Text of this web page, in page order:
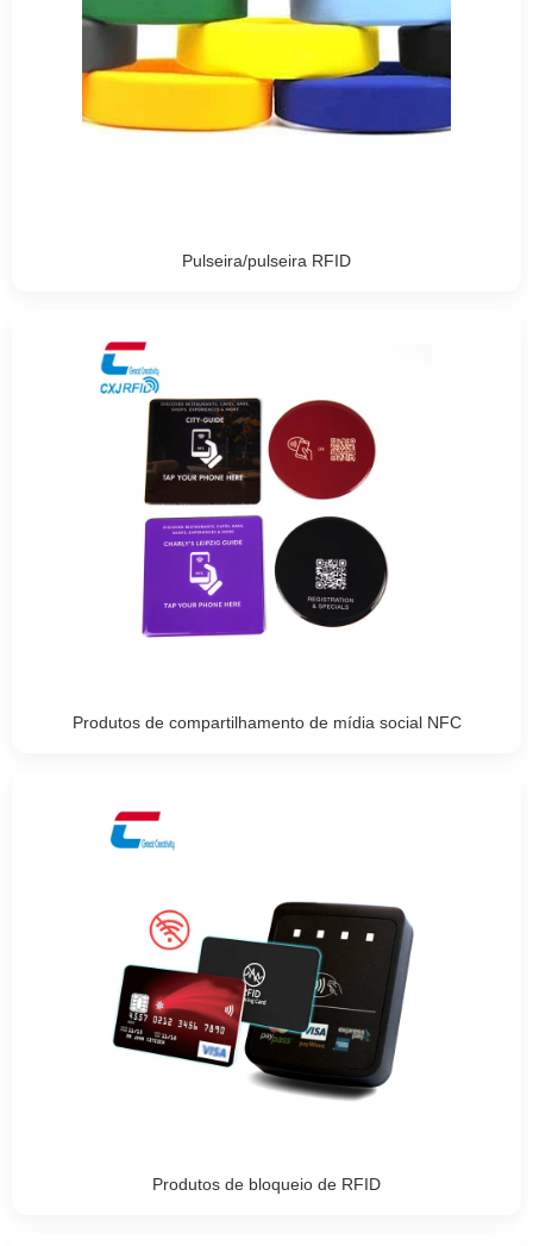
Pulseira/pulseira RFID
Produtos de compartilhamento de mídia social NFC
Produtos de bloqueio de RFID